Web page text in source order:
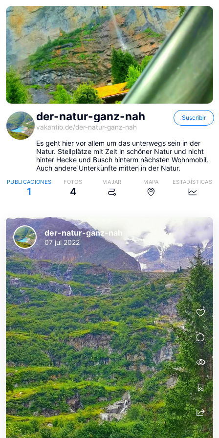
der-natur-ganz-nah
der-natur-ganz-nah
vakantio.de/der-natur-ganz-nah
Suscribir
der-natur-ganz-nah
Es geht hier vor allem um das unterwegs sein in der
Natur. Stellplätze mit Zelt in schöner Natur und nicht
hinter Hecke und Busch hinterm nächsten Wohnmobil.
Auch andere Unterkünfte mitten in der Natur.
PUBLICACIONES
1
FOTOS
4
VIAJAR MAPA ESTADÍSTICAS
der-natur-ganz-nah
07 jul 2022